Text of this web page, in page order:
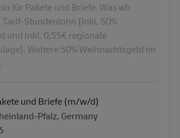
für Pakete und Briefe. Was wir
Stundenlohn (inkl. 50%
und inkl. 0,55€ regionale
Weitere 50% Weihnachtsgeld im
und Briefe (m/w/d)
Pfalz, Germany